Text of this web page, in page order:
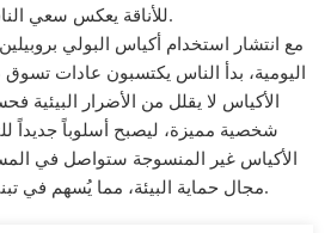
للأناقة يعكس سعي الناس نحو حياة صديقة للبيئة.
مع انتشار استخدام أكياس البولي
اليومية، بدأ الناس يكتسبون عادات تسوق
الأكياس لا يقلل من الأضرار
شخصية مميزة، ليصبح أسلوباً جديداً
الأكياس غير المنسوجة ستواصل في
مجال حماية البيئة، مما يُسهم في تبني نمط حياة أكثر استدامة.